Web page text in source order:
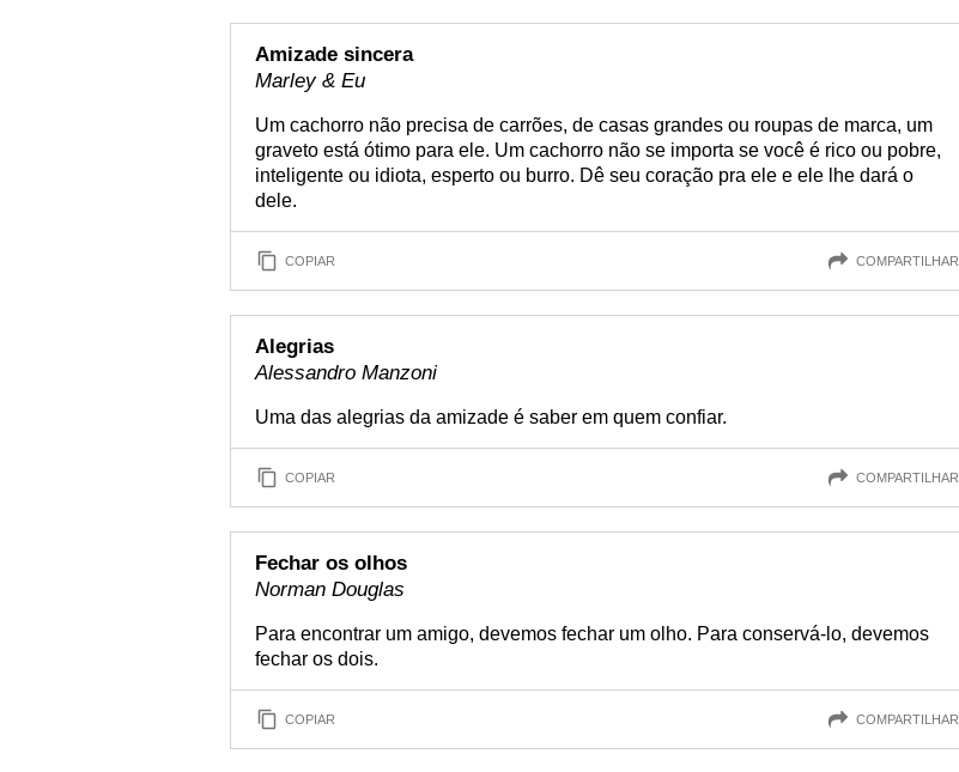
Amizade sincera
Marley & Eu
Um cachorro não precisa de carrões, de casas grandes ou roupas de marca, um
graveto está ótimo para ele. Um cachorro não se importa se você é rico ou pobre,
inteligente ou idiota, esperto ou burro. Dê seu coração pra ele e ele lhe dará o
dele.
COPIAR COMPARTILHAR
Alegrias
Alessandro Manzoni
Uma das alegrias da amizade é saber em quem confiar.
COPIAR COMPARTILHAR
Fechar os olhos
Norman Douglas
Para encontrar um amigo, devemos fechar um olho. Para conservá-lo, devemos
fechar os dois.
COPIAR COMPARTILHAR